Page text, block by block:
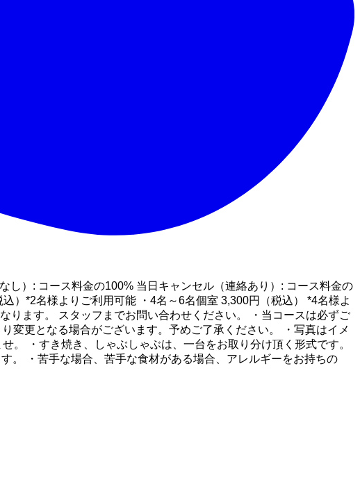
）: コース料金の100% 当日キャンセル（連絡あり）: コース料金の
）*2名様よりご利用可能 ・4名～6名個室 3,300円（税込） *4名様よ
ます。 スタッフまでお問い合わせください。 ・当コースは必ずご
変更となる場合がございます。予めご了承ください。 ・写真はイメ
。 ・すき焼き、しゃぶしゃぶは、一台をお取り分け頂く形式です。
。 ・苦手な場合、苦手な食材がある場合、アレルギーをお持ちの